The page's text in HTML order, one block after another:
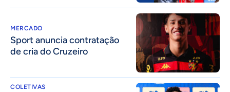
MERCADO
Sport anuncia contratação
de cria do Cruzeiro
COLETIVAS